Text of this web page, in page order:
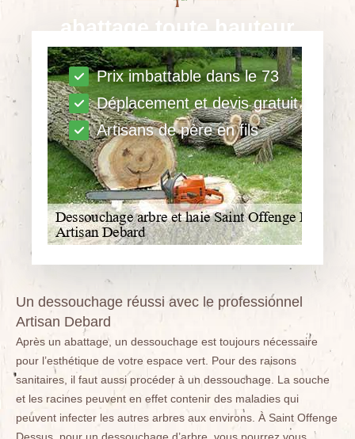
abattage toute hauteur
Prix imbattable dans le 73
Déplacement et devis gratuit
Artisans de père en fils
Un dessouchage réussi avec le professionnel
Artisan Debard
Après un abattage, un dessouchage est toujours nécessaire
pour l’esthétique de votre espace vert. Pour des raisons
sanitaires, il faut aussi procéder à un dessouchage. La souche
et les racines peuvent en effet contenir des maladies qui
peuvent infecter les autres arbres aux environs. À Saint Offenge